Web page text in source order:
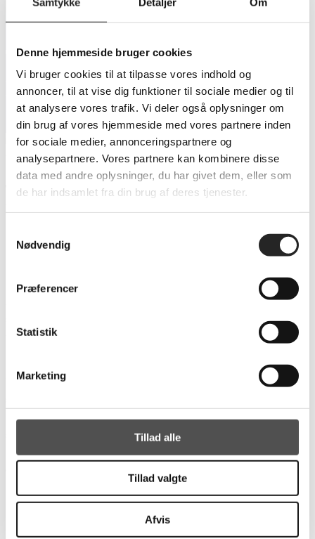
Denne hjemmeside bruger cookies
Vi bruger cookies til at tilpasse vores indhold og
annoncer, til at vise dig funktioner til sociale medier og til
at analysere vores trafik. Vi deler også oplysninger om
din brug af vores hjemmeside med vores partnere inden
for sociale medier, annonceringspartnere og
analysepartnere. Vores partnere kan kombinere disse
data med andre oplysninger, du har givet dem, eller som
de har indsamlet fra din brug af deres tjenester.
Nødvendig
Præferencer
Statistik
Marketing
Tillad alle
Tillad valgte
Afvis
Search this website
TSØ indgår samarbejde med
Børns Voksenvenner
TSØ indgår samarbejde med Børns
Voksenvenner
Det er med stor glæde, at vi i TSØ indgår et samarbejde med
Børns
til glæde for børn med spinkle voksennetværk på Lolland-
Alle børn har ret til en hverdag fuld af glæde, oplevelser og tryghed. Alt
sammen noget, som en voksen kan hjælpe børn med at få, og det er derfor
med stor fornøjelse, at vi kan fortælle, at TSØ indgår et samarbejde med
Børns Voksenvenner er en national organisation, der støtter børn og unge,
frivillige voksenvenner. Som voksenven er ens opgave at fungere som en
stabil, tillidsfuld og tryg ven og rollemodel i samværet med venskabsbarnet
for derved at skabe de bedste betingelser for, at barnet udvikler sit selvværd
”I TSØ har vi fokus på ”det hele menneske”, og vi er derfor utroligt glade
for dette samarbejde, hvor vi også kan være med til at tage et socialt ansvar
i lokalsamfundet ved at hjælpe børn og unge videre i deres liv. Børnene får